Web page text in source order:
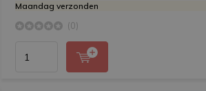
Maandag verzonden
(0)